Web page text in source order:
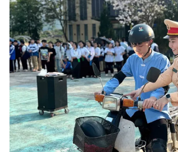
Photo
Video Shorts
VTV Money VTV Thể
VTV Sức khoẻ Bất động